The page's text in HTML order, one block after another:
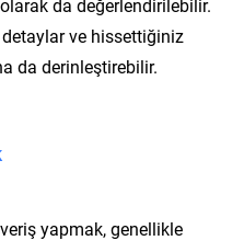
da değerlendirilebilir.
ve hissettiğiniz
da derinleştirebilir.
yapmak, genellikle